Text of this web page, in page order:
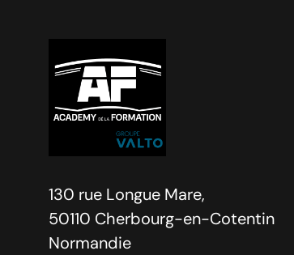
130 rue Longue Mare,
50110 Cherbourg-en-Cotentin
Normandie